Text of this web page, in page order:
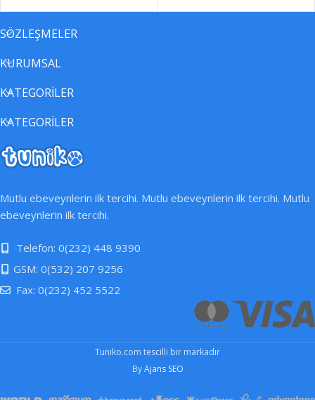
SÖZLEŞMELER
KURUMSAL
KATEGORİLER
KATEGORİLER
Mutlu ebeveynlerin ilk tercihi. Mutlu ebeveynlerin ilk tercihi. Mutlu
ebeveynlerin ilk tercihi.
Telefon: 0(232) 448 9390
GSM: 0(532) 207 9256
Fax: 0(232) 452 5522
Tuniko.com tescilli bir markadır
ByAjans SEO